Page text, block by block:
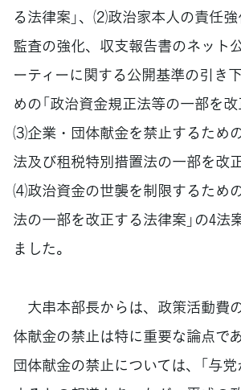
る法律案」、⑵政治家本人の責任
監査の強化、収支報告書のネット
ーティーに関する公開基準の引き
めの「政治資金規正法等の一部を改
⑶企業・団体献金を禁止するため
法及び租税特別措置法の一部を改正
⑷政治資金の世襲を制限するため
法の一部を改正する法律案」の4法
ました。
大串本部長からは、政策活動費
体献金の禁止は特に重要な論点で
団体献金の禁止については、「与